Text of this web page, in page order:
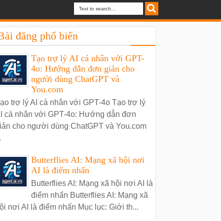
đăng phổ biến
Tạo trợ lý AI cá nhân với GPT-
4o: Hướng dẫn đơn giản cho
người dùng ChatGPT và
You.com
trợ lý AI cá nhân với GPT-4o Tạo trợ lý
cá nhân với GPT-4o: Hướng dẫn đơn
cho người dùng ChatGPT và You.com
Butterflies AI: Mạng xã hội nơi
AI là điểm nhấn
Butterflies AI: Mạng xã hội nơi AI là
điểm nhấn Butterflies AI: Mạng xã
nơi AI là điểm nhấn Mục lục: Giới th...